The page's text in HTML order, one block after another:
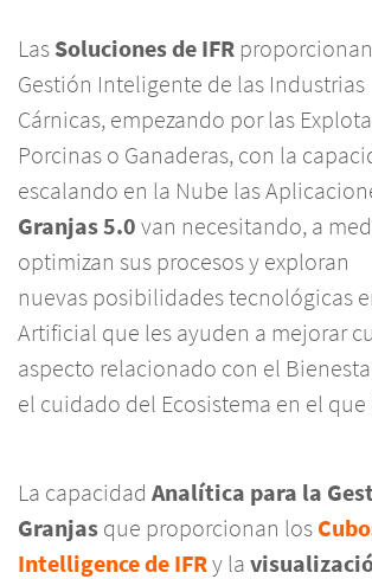
Las Soluciones de IFR
Gestión Inteligente de las Industrias
Cárnicas, empezando por las
Porcinas o Ganaderas, con la
escalando en la Nube las
Granjas 5.0 van necesitando, a
optimizan sus procesos y exploran
nuevas posibilidades tecnológicas
Artificial que les ayuden a mejorar
aspecto relacionado con el
el cuidado del Ecosistema en el
La capacidad Analítica para la
Granjas que proporcionan los
Intelligence de IFRy la